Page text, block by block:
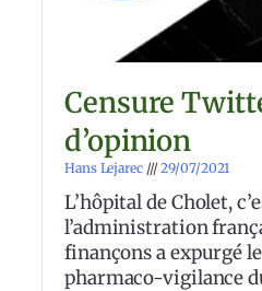
Censure
d’opinion
Hans Lejarec 29/07/2021
L’hôpital de Cholet,
l’administration
finançons a expurgé
pharmaco-vigilance